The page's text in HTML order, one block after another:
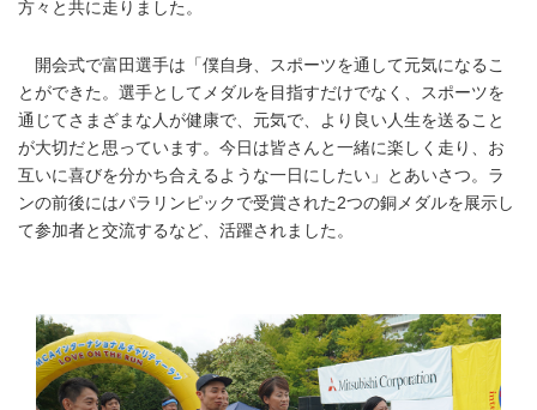
方々と共に走りました。
開会式で富田選手は「僕自身、スポーツを通して元気になるこ
とができた。選手としてメダルを目指すだけでなく、スポーツを
通じてさまざまな人が健康で、元気で、より良い人生を送ること
が大切だと思っています。今日は皆さんと一緒に楽しく走り、お
互いに喜びを分かち合えるような一日にしたい」とあいさつ。ラ
ンの前後にはパラリンピックで受賞された2つの銅メダルを展示し
て参加者と交流するなど、活躍されました。